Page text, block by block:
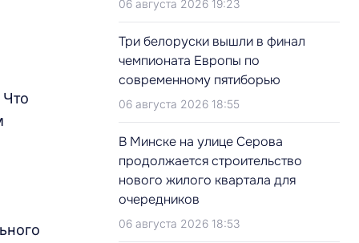
06 августа 2026 19:23
Три белоруски вышли в финал
чемпионата Европы по
современному пятиборью
06 августа 2026 18:55
В Минске на улице Серова
продолжается строительство
нового жилого квартала для
очередников
06 августа 2026 18:53